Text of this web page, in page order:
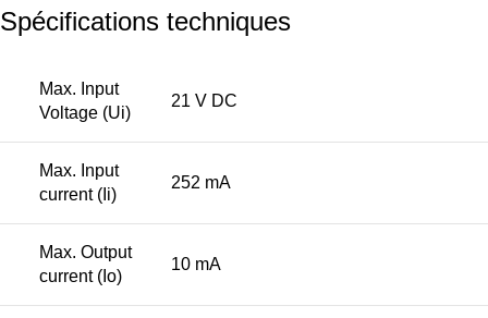
Spécifications techniques
Max. Input
Voltage (Ui)
21 V DC
Max. Input
current (Ii)
252 mA
Max. Output
current (Io)
10 mA